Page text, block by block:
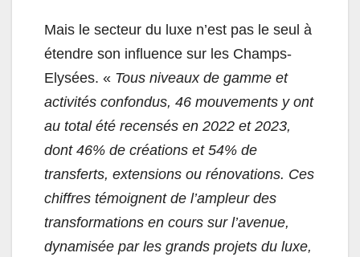
Mais le secteur du luxe n’est pas le seul à
étendre son influence sur les Champs-
Elysées. « Tous niveaux de gamme et
activités confondus, 46 mouvements y ont
au total été recensés en 2022 et 2023,
dont 46% de créations et 54% de
transferts, extensions ou rénovations. Ces
chiffres témoignent de l’ampleur des
transformations en cours sur l’avenue,
dynamisée par les grands projets du luxe,